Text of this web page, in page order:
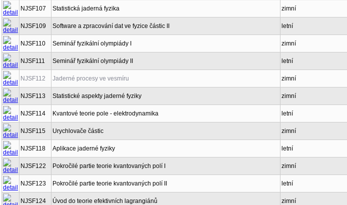
NJSF107 Statistická jaderná fyzika zimní
NJSF109 Software a zpracování dat ve fyzice částic II letní
NJSF110 Seminář fyzikální olympiády I zimní
NJSF111 Seminář fyzikální olympiády II letní
NJSF112 Jaderné procesy ve vesmíru zimní
NJSF113 Statistické aspekty jaderné fyziky zimní
NJSF114 Kvantové teorie pole - elektrodynamika letní
NJSF115 Urychlovače částic zimní
NJSF118 Aplikace jaderné fyziky letní
NJSF122 Pokročilé partie teorie kvantovaných polí I zimní
NJSF123 Pokročilé partie teorie kvantovaných polí II letní
NJSF124 Úvod do teorie efektivních lagrangiánů zimní